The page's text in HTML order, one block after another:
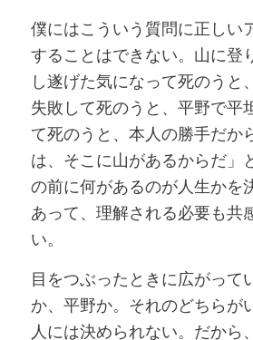
僕にはこういう質問に正しい
することはできない。山に登
し遂げた気になって死のうと
失敗して死のうと、平野で平
て死のうと、本人の勝手だか
は、そこに山があるからだ」
の前に何があるのが人生かを
あって、理解される必要も共
い。
目をつぶったときに広がって
か、平野か。それのどちらが
人には決められない。だから